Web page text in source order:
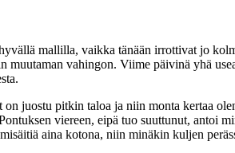
mallilla, vaikka tänään irrottivat jo
muutaman vahingon. Viime päivinä yhä
juostu pitkin taloa ja niin monta kertaa
viereen, eipä tuo suuttunut, antoi
aina kotona, niin minäkin kuljen